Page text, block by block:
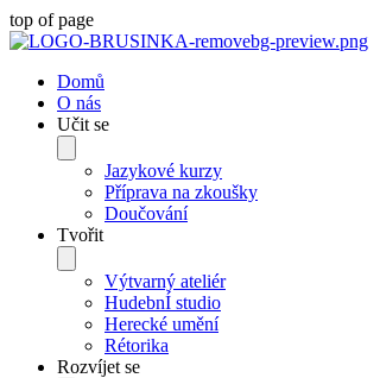
top of page
Domů
O nás
Učit se
Jazykové kurzy
Příprava na zkoušky
Doučování
Tvořit
Výtvarný ateliér
HudebnÍ studio
Herecké umění
Rétorika
Rozvíjet se